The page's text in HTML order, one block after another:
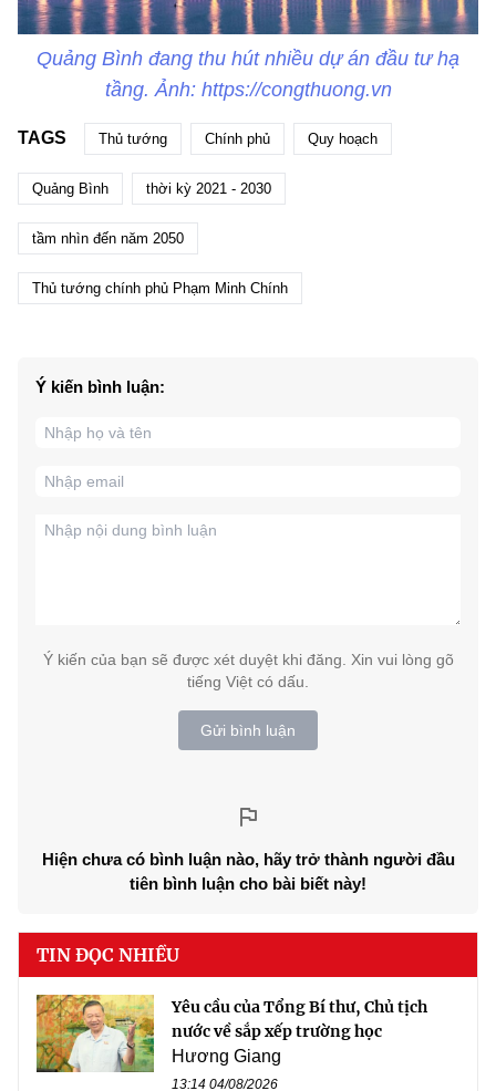
Quảng Bình đang thu hút nhiều dự án đầu tư hạ
tầng. Ảnh: https://congthuong.vn
TAGS Thủ tướng Chính phủ Quy hoạch
Quảng Bình thời kỳ 2021 - 2030
tầm nhìn đến năm 2050
Thủ tướng chính phủ Phạm Minh Chính
Ý kiến bình luận:
Ý kiến của bạn sẽ được xét duyệt khi đăng. Xin vui lòng gõ
tiếng Việt có dấu.
Gửi bình luận
Hiện chưa có bình luận nào, hãy trở thành người đầu
tiên bình luận cho bài biết này!
TIN ĐỌC NHIỀU
Yêu cầu của Tổng Bí thư, Chủ tịch
nước về sắp xếp trường học
Hương Giang
13:14 04/08/2026